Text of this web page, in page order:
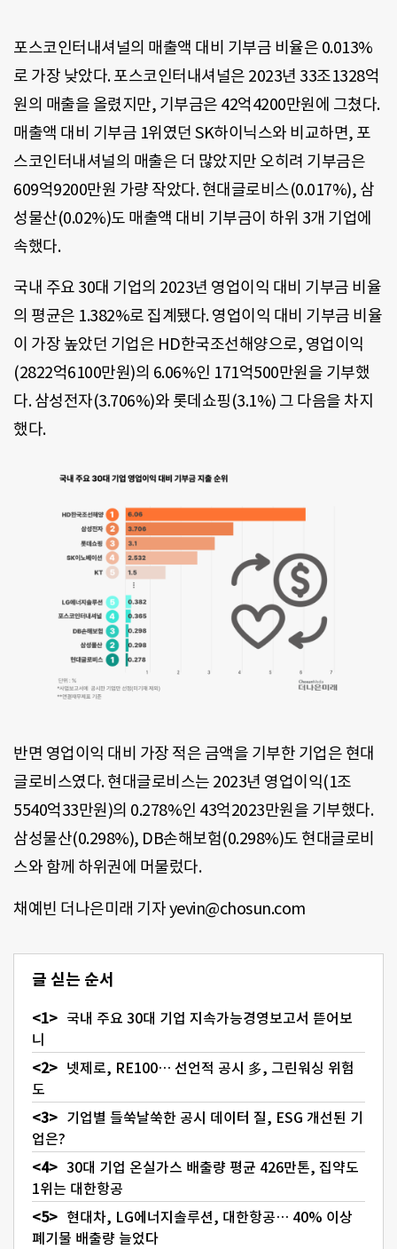
포스코인터내셔널의 매출액 대비 기부금 비율은 0.013%
로 가장 낮았다. 포스코인터내셔널은 2023년 33조1328억
원의 매출을 올렸지만, 기부금은 42억4200만원에 그쳤다.
매출액 대비 기부금 1위였던 SK하이닉스와 비교하면, 포
스코인터내셔널의 매출은 더 많았지만 오히려 기부금은
609억9200만원 가량 작았다. 현대글로비스(0.017%), 삼
성물산(0.02%)도 매출액 대비 기부금이 하위 3개 기업에
속했다.
국내 주요 30대 기업의 2023년 영업이익 대비 기부금 비율
의 평균은 1.382%로 집계됐다. 영업이익 대비 기부금 비율
이 가장 높았던 기업은 HD한국조선해양으로, 영업이익
(2822억6100만원)의 6.06%인 171억500만원을 기부했
다. 삼성전자(3.706%)와 롯데쇼핑(3.1%) 그 다음을 차지
했다.
반면 영업이익 대비 가장 적은 금액을 기부한 기업은 현대
글로비스였다. 현대글로비스는 2023년 영업이익(1조
5540억33만원)의 0.278%인 43억2023만원을 기부했다.
삼성물산(0.298%), DB손해보험(0.298%)도 현대글로비
스와 함께 하위권에 머물렀다.
채예빈 더나은미래 기자 yevin@chosun.com
글 싣는 순서
국내 주요 30대 기업 지속가능경영보고서 뜯어보
니
넷제로, RE100… 선언적 공시 多, 그린워싱 위험
도
기업별 들쑥날쑥한 공시 데이터 질, ESG 개선된 기
업은?
30대 기업 온실가스 배출량 평균 426만톤, 집약도
1위는 대한항공
현대차, LG에너지솔루션, 대한항공… 40% 이상
폐기물 배출량 늘었다